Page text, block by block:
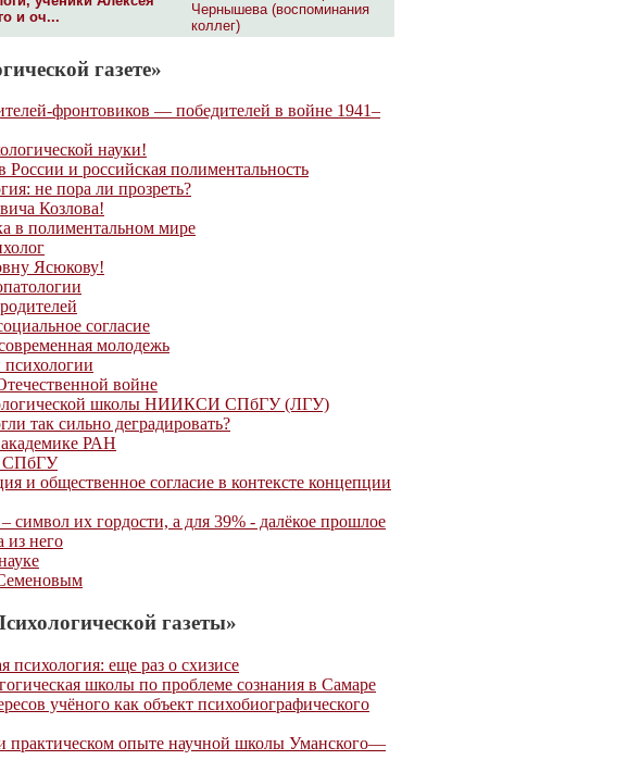
и оч...
Чернышева (воспоминания
коллег)
газете»
фронтовиков — победителей в войне 1941–
науки!
России и российская полиментальность
не пора ли прозреть?
Козлова!
в полиментальном мире
Ясюкову!
согласие
молодежь
войне
школы НИИКСИ СПбГУ (ЛГУ)
так сильно деградировать?
РАН
СПбГУ
и общественное согласие в контексте концепции
их гордости, а для 39% - далёкое прошлое
из него
газеты»
психология: еще раз о схизисе
школы по проблеме сознания в Самаре
учёного как объект психобиографического
практическом опыте научной школы Уманского—